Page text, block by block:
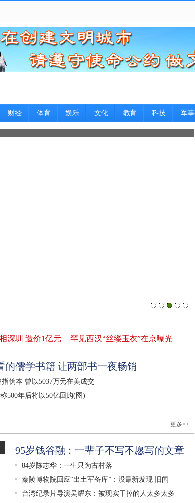
财经 体育 娱乐 文化 教育 科技 军事
深圳 造价1亿元 罕见西汉“丝缕玉衣”在京曝光
的儒学书籍 让两部书一夜畅销
伪本 曾以5037万元在美成交
500年后将以50亿回购(图)
更多>>
95岁钱谷融：一辈子不写不愿写的文章
84岁陈志华：一生只为古村落
秦陵博物院回应“出土军备库”：没最新发现 旧闻
台湾纪录片导演吴耀东：被现实干掉的人太多太多